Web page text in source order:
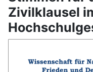
Zivilklausel